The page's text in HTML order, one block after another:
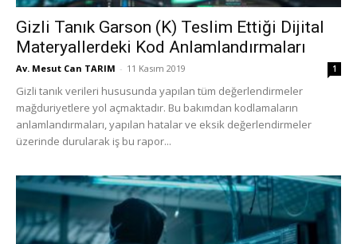
Gizli Tanık Garson (K) Teslim Ettiği Dijital
Materyallerdeki Kod Anlamlandırmaları
Av. Mesut Can TARIM - 11 Kasım 2019 1
Gizli tanık verileri hususunda yapılan tüm değerlendirmeler
mağduriyetlere yol açmaktadır. Bu bakımdan kodlamaların
anlamlandırmaları, yapılan hatalar ve eksik değerlendirmeler
üzerinde durularak iş bu rapor...